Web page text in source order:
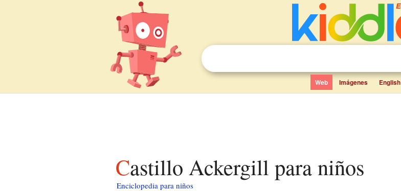
Web Imágenes English
Castillo Ackergill para niños
Enciclopedia para niños